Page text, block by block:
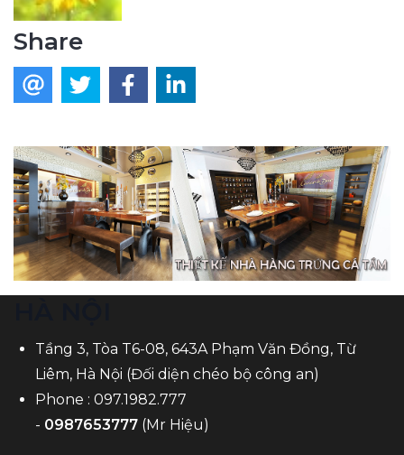
Share
Tầng 3, Tòa T6-08, 643A Phạm Văn Đồng, Từ
Liêm, Hà Nội (Đối diện chéo bộ công an)
Phone : 097.1982.777
- 0987653777 (Mr Hiệu)